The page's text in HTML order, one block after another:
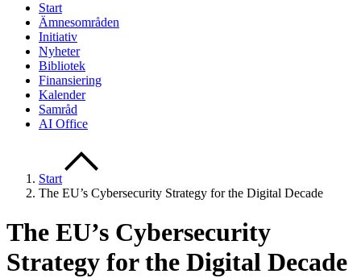
Start
Ämnesområden
Initiativ
Nyheter
Bibliotek
Finansiering
Kalender
Samråd
AI Office
Start
The EU’s Cybersecurity Strategy for the Digital Decade
The EU’s Cybersecurity
Strategy for the Digital Decade